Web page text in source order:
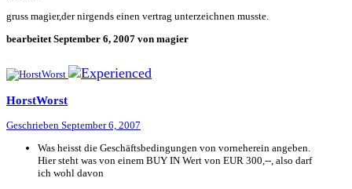
gruss magier,der nirgends einen vertrag unterzeichnen musste.
bearbeitet September 6, 2007 von magier
HorstWorst
Geschrieben September 6, 2007
Was heisst die Geschäftsbedingungen von vorneherein angeben.
Hier steht was von einem BUY IN Wert von EUR 300,--, also darf
ich wohl davon